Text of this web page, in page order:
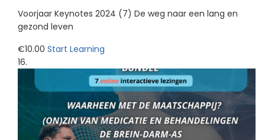
Voorjaar Keynotes 2024 (7) De weg naar een lang en
gezond leven
€10.00 Start Learning